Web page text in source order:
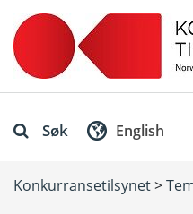
Søk English
Konkurransetilsynet>